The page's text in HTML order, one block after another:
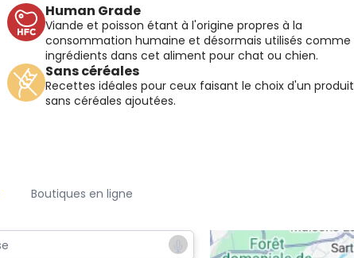
Human Grade
Viande et poisson étant à l'origine propres à la
consommation humaine et désormais utilisés comme
ingrédients dans cet aliment pour chat ou chien.
Sans céréales
Recettes idéales pour ceux faisant le choix d'un produit
sans céréales ajoutées.
Boutiques en ligne